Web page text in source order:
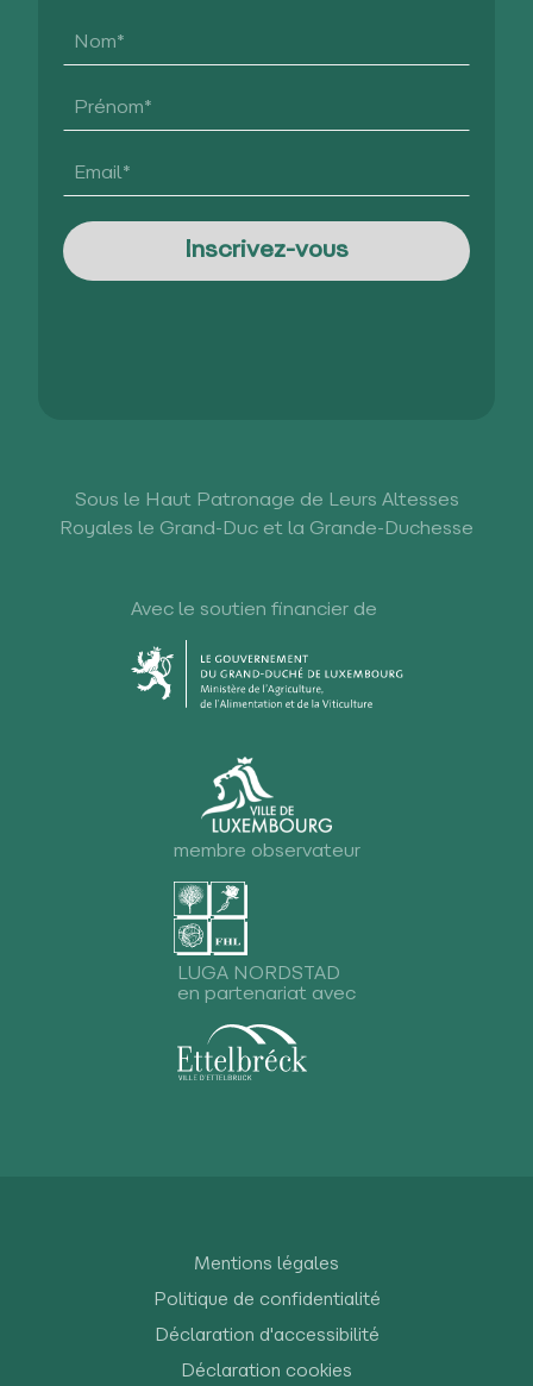
Sous le Haut Patronage de Leurs Altesses
Royales le Grand-Duc et la Grande-Duchesse
Avec le soutien financier de
membre observateur
LUGA NORDSTAD
en partenariat avec
Mentions légales
Politique de confidentialité
Déclaration d'accessibilité
Déclaration cookies